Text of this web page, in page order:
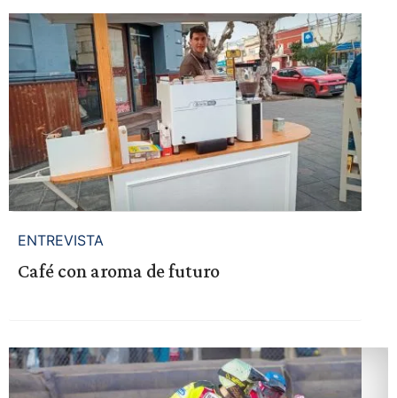
ENTREVISTA
Café con aroma de futuro